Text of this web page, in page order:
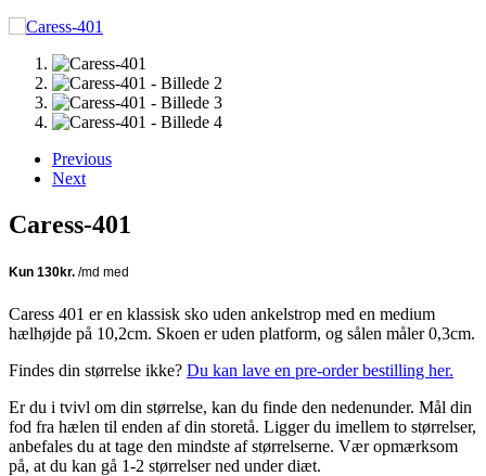
Previous
Next
Caress-401
Caress 401 er en klassisk sko uden ankelstrop med en medium
hælhøjde på 10,2cm. Skoen er uden platform, og sålen måler 0,3cm.
Findes din størrelse ikke? Du kan lave en pre-order bestilling her.
Er du i tvivl om din størrelse, kan du finde den nedenunder. Mål din
fod fra hælen til enden af din storetå. Ligger du imellem to størrelser,
anbefales du at tage den mindste af størrelserne. Vær opmærksom
på, at du kan gå 1-2 størrelser ned under diæt.